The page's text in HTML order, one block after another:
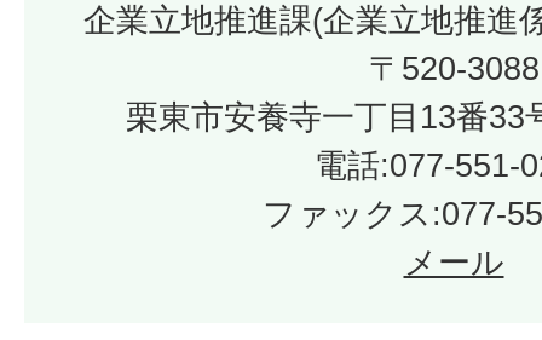
企業立地推進課(企業立地推進
〒520-3088
栗東市安養寺一丁目13番33
電話:077-551-
ファックス:077-
メール